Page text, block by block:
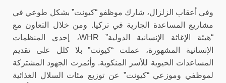
وفي أعقاب الزلزال، شارك موظفو “كيونت” بشكل طوعي في
مشاريع المساعدة الجارية في تركيا. ومن خلال التعاون مع
“هيئة الإغاثة الإنسانية الدولية” WHR، إحدى المنظمات
الإنسانية المشهورة، عملت “كيونت” بلا كلل على تقديم
المساعدات الحيوية للأسر المنكوبة. وأثمرت الجهود المشتركة
لموظفي وموزعي “كيونت” عن توزيع مئات السلال الغذائية